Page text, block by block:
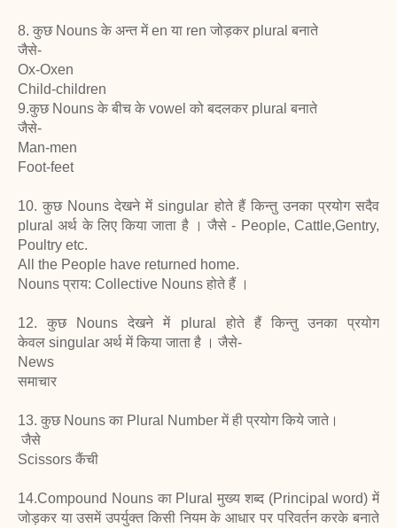
8. कुछ Nouns के अन्त में en या ren जोड़कर plural बनाते
जैसे-
Ox-Oxen
Child-children
9.कुछ Nouns के बीच के vowel को बदलकर plural बनाते
जैसे-
Man-men
Foot-feet
10. कुछ Nouns देखने में singular होते हैं किन्तु उनका प्रयोग सदैव
plural अर्थ के लिए किया जाता है । जैसे - People, Cattle,Gentry,
Poultry etc.
All the People have returned home.
Nouns प्राय: Collective Nouns होते हैं ।
12. कुछ Nouns देखने में plural होते हैं किन्तु उनका प्रयोग
केवल singular अर्थ में किया जाता है । जैसे-
News
समाचार
13. कुछ Nouns का Plural Number में ही प्रयोग किये जाते।
जैसे
Scissors कैंची
14.Compound Nouns का Plural मुख्य शब्द (Principal word) में
जोड़कर या उसमें उपर्युक्त किसी नियम के आधार पर परिवर्तन करके बनाते